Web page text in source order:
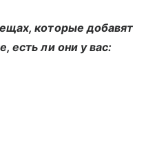
которые добавят
есть ли они у вас: